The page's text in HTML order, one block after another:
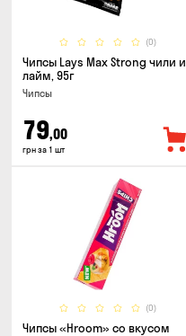
(0)
Чипсы Lays Max Strong чили и
лайм, 95г
Чипсы
79,00
грн за 1 шт
(0)
Чипсы «Hroom» со вкусом